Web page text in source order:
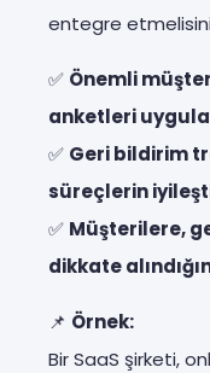
entegre
✅ Önemli
anketleri
✅ Geri bildirim
süreçlerin
✅ Müşterilere,
dikkate
📌 Örnek:
Bir SaaS şirketi,